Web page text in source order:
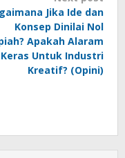
Jika Ide dan
Konsep Dinilai Nol
Apakah Alaram
Keras Untuk Industri
Kreatif? (Opini)